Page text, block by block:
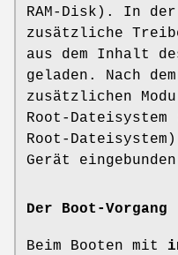
RAM-Disk). In
zusätzliche
aus dem Inhalt
geladen. Nach
zusätzlichen
Root-
Root-
Gerät
Der Boot-Vorgang
Beim Booten mit